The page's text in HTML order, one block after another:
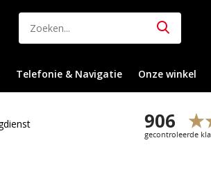
Telefonie & Navigatie Onze winkel